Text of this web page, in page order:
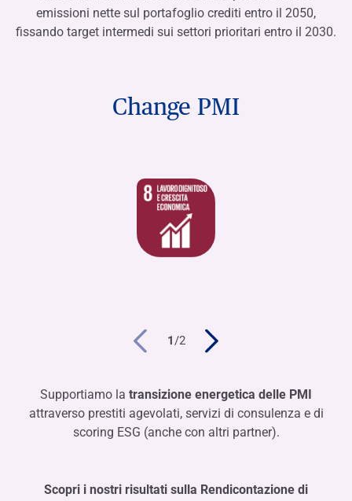
emissioni nette sul portafoglio crediti entro il 2050,
fissando target intermedi sui settori prioritari entro il 2030.
Change PMI
1/2
Supportiamo la transizione energetica delle PMI
attraverso prestiti agevolati, servizi di consulenza e di
scoring ESG (anche con altri partner).
Scopri i nostri risultati sulla Rendicontazione di